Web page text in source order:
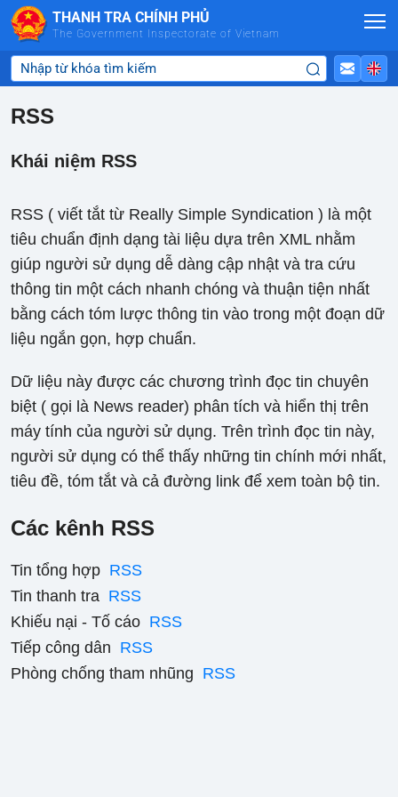
Skip to Main Content
THANH TRA CHÍNH PHỦ
The Government Inspectorate of Vietnam
RSS
Khái niệm RSS
RSS ( viết tắt từ Really Simple Syndication ) là một
tiêu chuẩn định dạng tài liệu dựa trên XML nhằm
giúp người sử dụng dễ dàng cập nhật và tra cứu
thông tin một cách nhanh chóng và thuận tiện nhất
bằng cách tóm lược thông tin vào trong một đoạn dữ
liệu ngắn gọn, hợp chuẩn.
Dữ liệu này được các chương trình đọc tin chuyên
biệt ( gọi là News reader) phân tích và hiển thị trên
máy tính của người sử dụng. Trên trình đọc tin này,
người sử dụng có thể thấy những tin chính mới nhất,
tiêu đề, tóm tắt và cả đường link để xem toàn bộ tin.
Các kênh RSS
Tin tổng hợp RSS
Tin thanh tra RSS
Khiếu nại - Tố cáo RSS
Tiếp công dân RSS
Phòng chống tham nhũng RSS